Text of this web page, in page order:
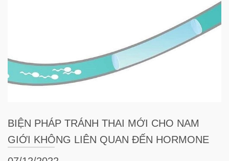
BIỆN PHÁP TRÁNH THAI MỚI CHO NAM
GIỚI KHÔNG LIÊN QUAN ĐẾN HORMONE